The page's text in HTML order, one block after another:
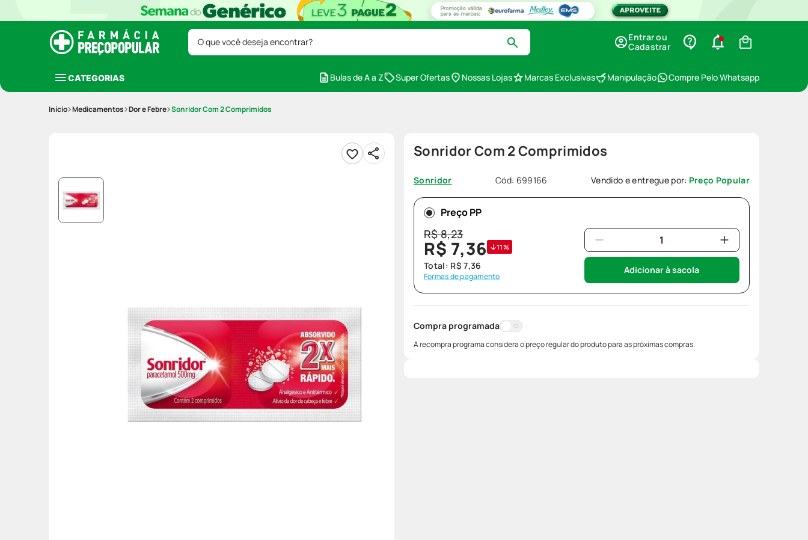
O que você deseja encontrar?
Entrar ou
Cadastrar
CATEGORIAS Bulas de A a Z Super Ofertas Nossas Lojas Marcas Exclusivas Manipulação Compre Pelo Whatsapp
Medicamentos Dor e Febre Sonridor Com 2 Comprimidos
Sonridor Com 2 Comprimidos
Sonridor Cód: 699166 Vendido e entregue por: Preço Popular
Preço PP
R$8,23
R$ 7,36 11%
Total: R$ 7,36
Formas de pagamento
Adicionar à sacola
Compra programada
A recompra programa considera o preço regular do produto para as próximas compras.